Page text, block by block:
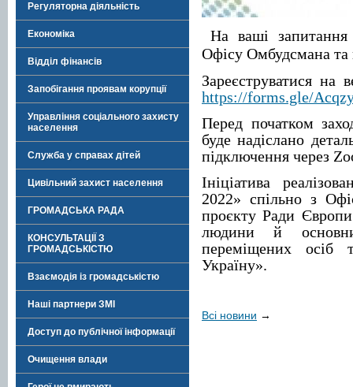
Регуляторна діяльність
Економіка
Відділ фінансів
Запобігання проявам корупції
Управління соціального захисту
населення
Служба у справах дітей
Цивільний захист населення
ГРОМАДСЬКА РАДА
КОНСУЛЬТАЦІЇ З
ГРОМАДСЬКІСТЮ
Взаємодія із громадськістю
Наші партнери ЗМІ
Доступ до публічної інформації
Очищення влади
На ваші запитання
Офісу Омбудсмана та
Зареєструватися на
https://forms.gle/
Перед початком
буде надіслано
підключення через
Ініціатива
2022» спільно з
проєкту Ради
людини й
переміщених осіб
Україну».
Всі новини →